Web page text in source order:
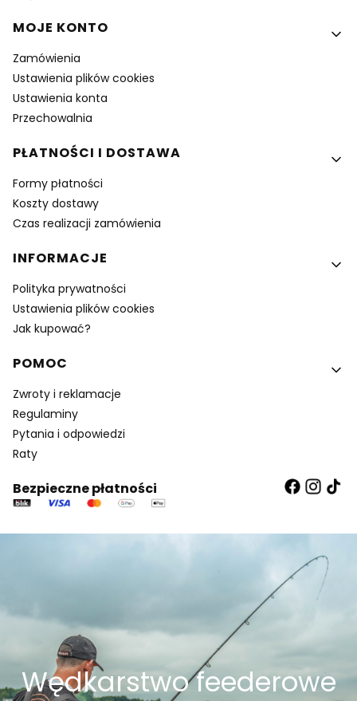
MOJE KONTO
Zamówienia
Ustawienia plików cookies
Ustawienia konta
Przechowalnia
PŁATNOŚCI I DOSTAWA
Formy płatności
Koszty dostawy
Czas realizacji zamówienia
INFORMACJE
Polityka prywatności
Ustawienia plików cookies
Jak kupować?
POMOC
Zwroty i reklamacje
Regulaminy
Pytania i odpowiedzi
Raty
Bezpieczne płatności
Wędkarstwo feederowe